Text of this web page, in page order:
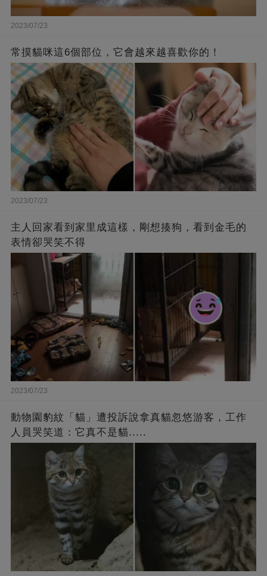
2023/07/23
常摸貓咪這6個部位，它會越來越喜歡你的！
2023/07/23
主人回家看到家里成這樣，剛想揍狗，看到金毛的
表情卻哭笑不得
2023/07/23
動物園豹紋「貓」遭投訴說拿真貓忽悠游客，工作
人員哭笑道：它真不是貓.....